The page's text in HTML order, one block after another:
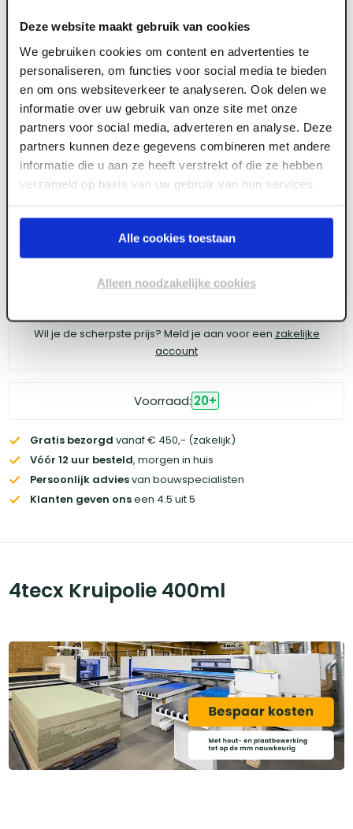
Deze website maakt gebruik van cookies
We gebruiken cookies om content en advertenties te
personaliseren, om functies voor social media te bieden
en om ons websiteverkeer te analyseren. Ook delen we
informatie over uw gebruik van onze site met onze
partners voor social media, adverteren en analyse. Deze
partners kunnen deze gegevens combineren met andere
informatie die u aan ze heeft verstrekt of die ze hebben
verzameld op basis van uw gebruik van hun services.
Alle cookies toestaan
Alleen noodzakelijke cookies
ART005993
4tecx Kruipolie 400ml
Log in voor prijzen
Wil je de scherpste prijs? Meld je aan voor een zakelijke
account
Voorraad: 20+
Gratis bezorgd vanaf € 450,- (zakelijk)
Vóór 12 uur besteld, morgen in huis
Persoonlijk adviesvan bouwspecialisten
Klanten geven onseen 4.5 uit 5
4tecx Kruipolie 400ml